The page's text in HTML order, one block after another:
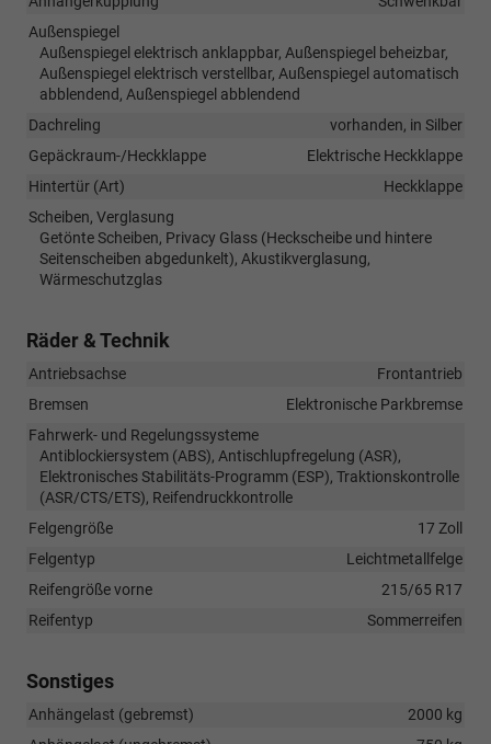
Außenspiegel
Außenspiegel elektrisch anklappbar, Außenspiegel beheizbar,
Außenspiegel elektrisch verstellbar, Außenspiegel automatisch
abblendend, Außenspiegel abblendend
Dachreling
vorhanden, in Silber
Gepäckraum-/Heckklappe
Elektrische Heckklappe
Hintertür (Art)
Heckklappe
Scheiben, Verglasung
Getönte Scheiben, Privacy Glass (Heckscheibe und hintere
Seitenscheiben abgedunkelt), Akustikverglasung,
Wärmeschutzglas
Räder & Technik
Antriebsachse
Frontantrieb
Bremsen
Elektronische Parkbremse
Fahrwerk- und Regelungssysteme
Antiblockiersystem (ABS), Antischlupfregelung (ASR),
Elektronisches Stabilitäts-Programm (ESP), Traktionskontrolle
(ASR/CTS/ETS), Reifendruckkontrolle
Felgengröße
17 Zoll
Felgentyp
Leichtmetallfelge
Reifengröße vorne
215/65 R17
Reifentyp
Sommerreifen
Sonstiges
Anhängelast (gebremst)
2000 kg